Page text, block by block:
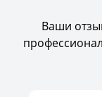
Ваши